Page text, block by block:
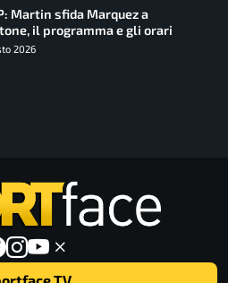
Martin sfida Marquez a
il programma e gli orari
2026
TV